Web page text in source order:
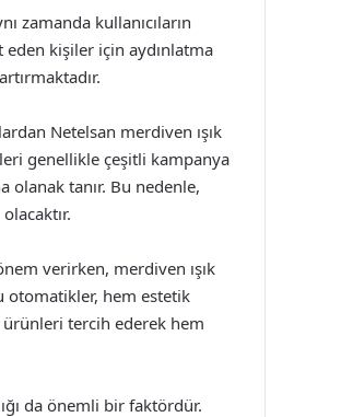
zamanda kullanıcıların
kişiler için aydınlatma
Netelsan merdiven ışık
genellikle çeşitli kampanya
olanak tanır. Bu nedenle,
verirken, merdiven ışık
otomatikler, hem estetik
ürünleri tercih ederek hem
da önemli bir faktördür.